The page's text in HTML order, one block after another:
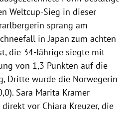
Weltcup-Sieg in dieser
sprang am
in Japan zum achten
die 34-Jährige siegte mit
von 1,3 Punkten auf die
Dritte wurde die Norwegerin
Sara Marita Kramer
vor Chiara Kreuzer, die